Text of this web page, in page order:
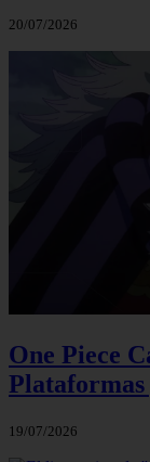
20/07/2026
One Piece
Plataformas
19/07/2026